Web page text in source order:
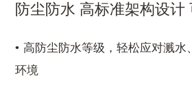
防尘防水 高标准架构设计
高防尘防水等级，轻松应对溅水
环境